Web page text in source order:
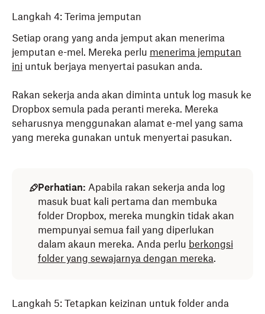
Langkah 4: Terima jemputan
Setiap orang yang anda jemput akan menerima
jemputan e-mel. Mereka perlu menerima jemputan
ini untuk berjaya menyertai pasukan anda.
Rakan sekerja anda akan diminta untuk log masuk ke
Dropbox semula pada peranti mereka. Mereka
seharusnya menggunakan alamat e-mel yang sama
yang mereka gunakan untuk menyertai pasukan.
Perhatian: Apabila rakan sekerja anda log
masuk buat kali pertama dan membuka
folder Dropbox, mereka mungkin tidak akan
mempunyai semua fail yang diperlukan
dalam akaun mereka. Anda perlu berkongsi
folder yang sewajarnya dengan mereka.
Langkah 5: Tetapkan keizinan untuk folder anda